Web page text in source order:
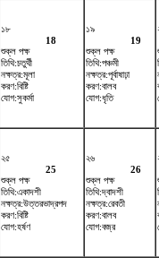
১৮
18
শুক্ল পক্ষ
তিথি:চতুর্থী
নক্ষত্র:মূলা
করণ:বিষ্টি
যোগ:সুকর্মা
১৯
19
শুক্ল পক্ষ
তিথি:পঞ্চমী
নক্ষত্র:পূর্বাষাঢ়া
করণ:বালব
যোগ:ধৃতি
২৫
25
শুক্ল পক্ষ
তিথি:একাদশী
নক্ষত্র:উত্তরভাদ্রপদ
করণ:বিষ্টি
যোগ:হর্ষণ
২৬
26
শুক্ল পক্ষ
তিথি:দ্বাদশী
নক্ষত্র:রেবতী
করণ:বালব
যোগ:বজ্র